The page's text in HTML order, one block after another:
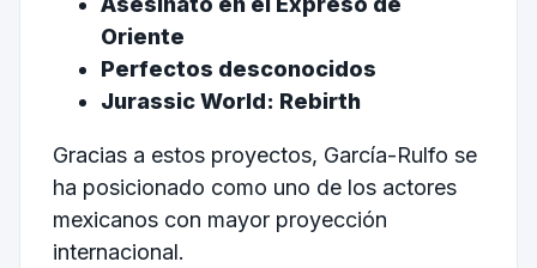
Oriente
Perfectos desconocidos
Jurassic World: Rebirth
Gracias a estos proyectos, García-Rulfo se
ha posicionado como uno de los actores
mexicanos con mayor proyección
internacional.